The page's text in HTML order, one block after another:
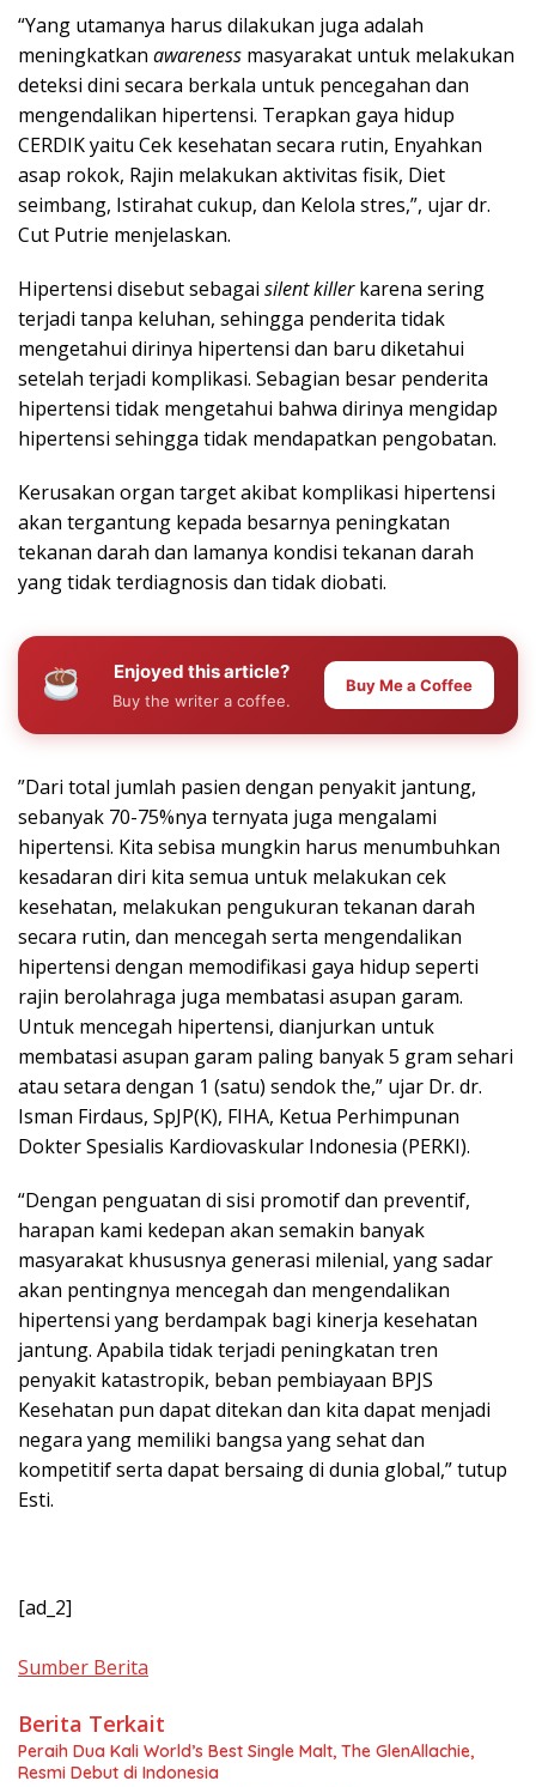
“Yang utamanya harus dilakukan juga adalah
meningkatkan awareness masyarakat untuk melakukan
deteksi dini secara berkala untuk pencegahan dan
mengendalikan hipertensi. Terapkan gaya hidup
CERDIK yaitu Cek kesehatan secara rutin, Enyahkan
asap rokok, Rajin melakukan aktivitas fisik, Diet
seimbang, Istirahat cukup, dan Kelola stres,”, ujar dr.
Cut Putrie menjelaskan.
Hipertensi disebut sebagai silent killerkarena sering
terjadi tanpa keluhan, sehingga penderita tidak
mengetahui dirinya hipertensi dan baru diketahui
setelah terjadi komplikasi. Sebagian besar penderita
hipertensi tidak mengetahui bahwa dirinya mengidap
hipertensi sehingga tidak mendapatkan pengobatan.
Kerusakan organ target akibat komplikasi hipertensi
akan tergantung kepada besarnya peningkatan
tekanan darah dan lamanya kondisi tekanan darah
yang tidak terdiagnosis dan tidak diobati.
Enjoyed this article?
Buy the writer a coffee.
Buy Me a Coffee
”Dari total jumlah pasien dengan penyakit jantung,
sebanyak 70-75%nya ternyata juga mengalami
hipertensi. Kita sebisa mungkin harus menumbuhkan
kesadaran diri kita semua untuk melakukan cek
kesehatan, melakukan pengukuran tekanan darah
secara rutin, dan mencegah serta mengendalikan
hipertensi dengan memodifikasi gaya hidup seperti
rajin berolahraga juga membatasi asupan garam.
Untuk mencegah hipertensi, dianjurkan untuk
membatasi asupan garam paling banyak 5 gram sehari
atau setara dengan 1 (satu) sendok the,” ujar Dr. dr.
Isman Firdaus, SpJP(K), FIHA, Ketua Perhimpunan
Dokter Spesialis Kardiovaskular Indonesia (PERKI).
“Dengan penguatan di sisi promotif dan preventif,
harapan kami kedepan akan semakin banyak
masyarakat khususnya generasi milenial, yang sadar
akan pentingnya mencegah dan mengendalikan
hipertensi yang berdampak bagi kinerja kesehatan
jantung. Apabila tidak terjadi peningkatan tren
penyakit katastropik, beban pembiayaan BPJS
Kesehatan pun dapat ditekan dan kita dapat menjadi
negara yang memiliki bangsa yang sehat dan
kompetitif serta dapat bersaing di dunia global,” tutup
Esti.
[ad_2]
Sumber Berita
Berita Terkait
Peraih Dua Kali World’s Best Single Malt, The GlenAllachie,
Resmi Debut di Indonesia